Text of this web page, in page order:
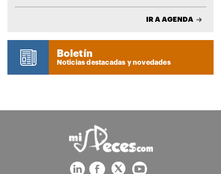
IR A AGENDA
Boletín
Noticias destacadas y novedades